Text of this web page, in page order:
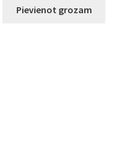
Pievienot grozam